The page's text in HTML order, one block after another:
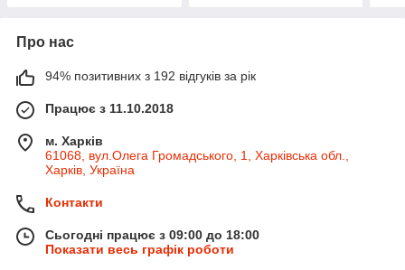
Про нас
94% позитивних з 192 відгуків за рік
Працює з 11.10.2018
м. Харків
61068, вул.Олега Громадського, 1, Харківська обл.,
Харків, Україна
Контакти
Сьогодні працює з 09:00 до 18:00
Показати весь графік роботи